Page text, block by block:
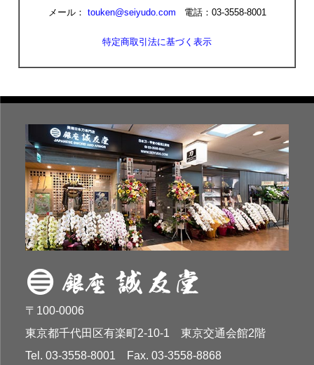
メール： touken@seiyudo.com 電話：03-3558-8001
特定商取引法に基づく表示
〒100-0006
東京都千代田区有楽町2-10-1 東京交通会館2階
Tel. 03-3558-8001 Fax. 03-3558-8868